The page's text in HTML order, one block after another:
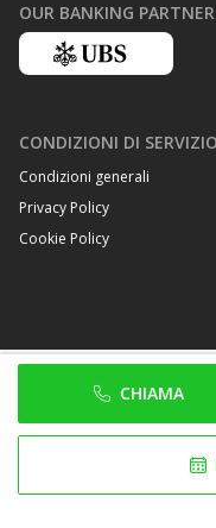
CHIAMA
OUR BANKING PARTNER
CONDIZIONI DI SERVIZIO
Condizioni generali
Privacy Policy
Cookie Policy